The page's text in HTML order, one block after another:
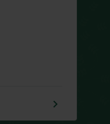
keyboard_arrow_right